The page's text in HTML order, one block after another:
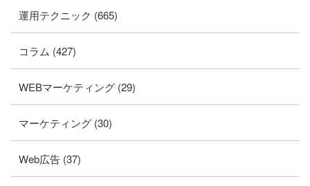
運用テクニック (665)
コラム (427)
WEBマーケティング (29)
マーケティング (30)
Web広告 (37)